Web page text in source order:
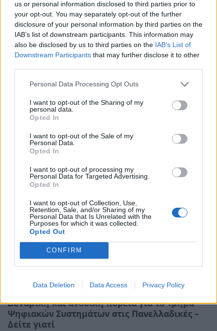
us or personal information disclosed to third parties prior to
your opt-out. You may separately opt-out of the further
disclosure of your personal information by third parties on the
IAB’s list of downstream participants. This information may
also be disclosed by us to third parties on the IAB’s List of
Downstream Participants that may further disclose it to other
Personal Data Processing Opt Outs
I want to opt-out of the Sharing of my
personal data.
Opted In
I want to opt-out of the Sale of my
Personal Data.
Opted In
I want to opt-out of processing my
Personal Data for Targeted Advertising.
Opted In
I want to opt-out of Collection, Use,
Retention, Sale, and/or Sharing of my
Personal Data that Is Unrelated with the
Purposes for which it was collected.
Opted Out
CONFIRM
Data Deletion Data Access Privacy Policy
3ο ΓΕΛ Καλαμάτας: Επιμόρφωση
εκπαιδευτικών για τη διαφορετικότητα και
τον σχολικό εκφοβισμό
05/08/2026 18:04
Δυναμική και ανοδική πορεία για το Τμήμα
Ψηφιακών Συστημάτων στις Πανελλαδικές –
Δείτε γιατί